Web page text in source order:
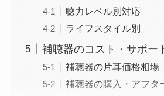
聴力レベル別対応
ライフスタイル別
補聴器のコスト・サポー
補聴器の片耳価格相場
補聴器の購入・アフタ